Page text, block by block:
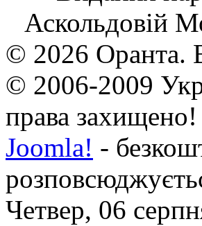
Аскольдовій
© 2026 Оранта.
© 2006-2009
права захищено!
Joomla! -
Четвер, 06